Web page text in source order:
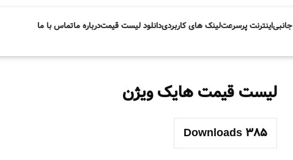
جانبیاینترنت پرسرعتلینک های کاربردیدانلود لیست قیمتدرباره ماتماس با ما
لیست قیمت هایک ویژن
385
Downloads